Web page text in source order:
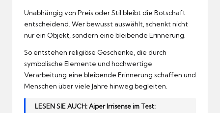
Unabhängig von Preis oder Stil bleibt die Botschaft
entscheidend. Wer bewusst auswählt, schenkt nicht
nur ein Objekt, sondern eine bleibende Erinnerung.
So entstehen religiöse Geschenke, die durch
symbolische Elemente und hochwertige
Verarbeitung eine bleibende Erinnerung schaffen und
Menschen über viele Jahre hinweg begleiten.
LESEN SIE AUCH:Aiper Irrisense im Test: